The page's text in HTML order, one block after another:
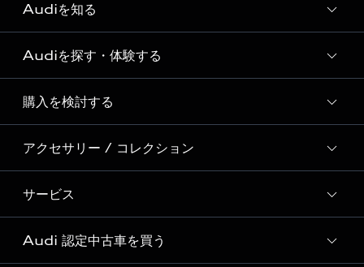
Audiを知る
Audi ブランド
Story of Progress
Audi Sport
Formula 1®
デジタルサービス
Audiを探す・体験する
ディーラー検索
新車在庫検索
試乗車・展示車検索
見積り依頼
試乗予約
購入を検討する
モデル一覧
特別仕様モデル / 限定モデル
e-tronラインアップ
価格シミュレーション
アクセサリー / コレクション
純正アクセサリー
オンラインショップ
サービス
サービス入庫予約
Audi 認定中古車を買う